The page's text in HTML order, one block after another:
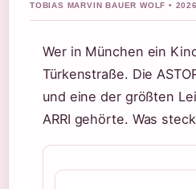
TOBIAS MARVIN BAUER WOLF •
Wer in München ein
Türkenstraße. Die
und eine der größten
ARRI gehörte. Was